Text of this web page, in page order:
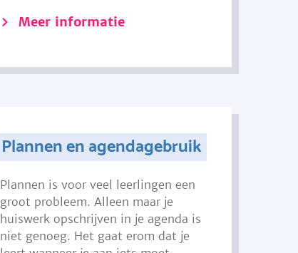
Meer informatie
Plannen en agendagebruik
Plannen is voor veel leerlingen een
groot probleem. Alleen maar je
huiswerk opschrijven in je agenda is
niet genoeg. Het gaat erom dat je